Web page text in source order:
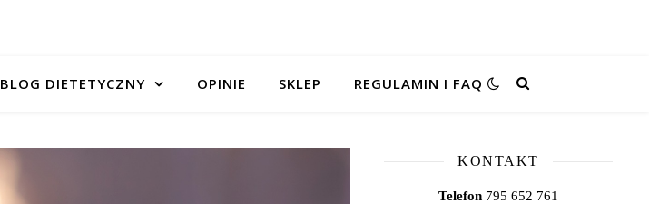
BLOG DIETETYCZNY OPINIE SKLEP REGULAMIN I FAQ
KONTAKT
Telefon 795 652 761